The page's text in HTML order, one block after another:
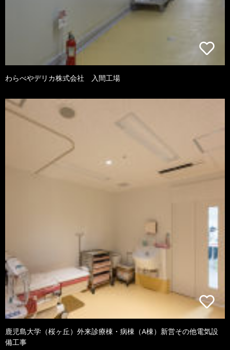
わらべやデリカ株式会社 入間工場
鹿児島大学（桜ヶ丘）外来診療棟・病棟（A棟）新営その他電気設
備工事